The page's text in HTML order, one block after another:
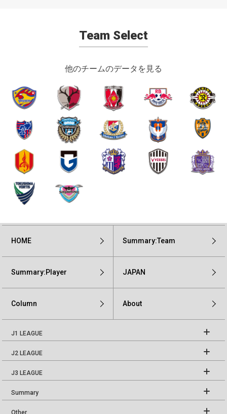
Team Select
他のチームのデータを見る
HOME Summary:Team
Summary:Player JAPAN
Column About
J1 LEAGUE
J2 LEAGUE
J3 LEAGUE
Summary
Other